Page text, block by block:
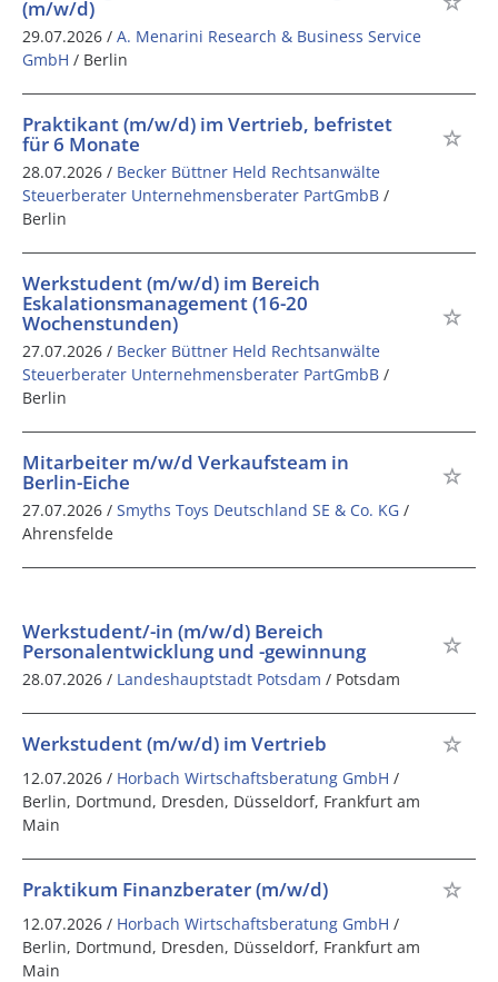
(m/w/d)
29.07.2026 / A. Menarini Research & Business Service
GmbH / Berlin
Praktikant (m/w/d) im Vertrieb, befristet
für 6 Monate
28.07.2026 / Becker Büttner Held Rechtsanwälte
Steuerberater Unternehmensberater PartGmbB /
Berlin
Werkstudent (m/w/d) im Bereich
Eskalationsmanagement (16-20
Wochenstunden)
27.07.2026 / Becker Büttner Held Rechtsanwälte
Steuerberater Unternehmensberater PartGmbB /
Berlin
Mitarbeiter m/w/d Verkaufsteam in
Berlin-Eiche
27.07.2026 / Smyths Toys Deutschland SE & Co. KG /
Ahrensfelde
Werkstudent/-in (m/w/d) Bereich
Personalentwicklung und -gewinnung
28.07.2026 / Landeshauptstadt Potsdam / Potsdam
Werkstudent (m/w/d) im Vertrieb
12.07.2026 / Horbach Wirtschaftsberatung GmbH /
Berlin, Dortmund, Dresden, Düsseldorf, Frankfurt am
Main
Praktikum Finanzberater (m/w/d)
12.07.2026 / Horbach Wirtschaftsberatung GmbH /
Berlin, Dortmund, Dresden, Düsseldorf, Frankfurt am
Main